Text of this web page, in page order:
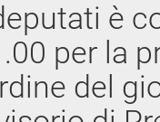
è
per la
del